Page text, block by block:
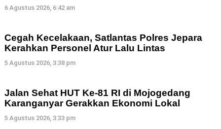
6 Agustus 2026, 6:42 am
Cegah Kecelakaan, Satlantas Polres Jepara
Kerahkan Personel Atur Lalu Lintas
5 Agustus 2026, 3:38 pm
Jalan Sehat HUT Ke-81 RI di Mojogedang
Karanganyar Gerakkan Ekonomi Lokal
5 Agustus 2026, 3:33 pm